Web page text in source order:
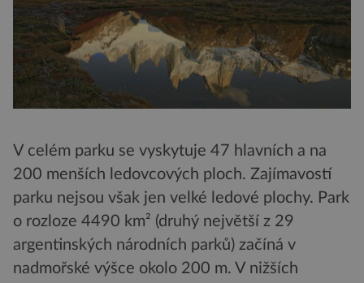
V celém parku se vyskytuje 47 hlavních a na
200 menších ledovcových ploch. Zajímavostí
parku nejsou však jen velké ledové plochy. Park
o rozloze 4490 km² (druhý největší z 29
argentinských národních parků) začíná v
nadmořské výšce okolo 200 m. V nižších